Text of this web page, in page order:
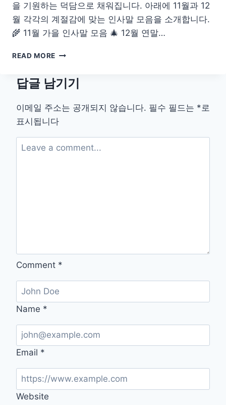
을 기원하는 덕담으로 채워집니다. 아래에 11월과 12
월 각각의 계절감에 맞는 인사말 모음을 소개합니다.
🌾 11월 가을 인사말 모음 🎄 12월 연말…
READ MORE 11
을
사
말
모
음
12
답글 남기기
이메일 주소는 공개되지 않습니다. 필수 필드는 *로
표시됩니다
Comment *
Name *
Email *
Website